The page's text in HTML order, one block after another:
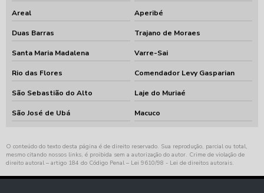
Areal Aperibé
Duas Barras Trajano de Moraes
Santa Maria Madalena Varre-Sai
Rio das Flores Comendador Levy Gasparian
São Sebastião do Alto Laje do Muriaé
São José de Ubá Macuco
O conteúdo do texto desta página é de direito reservado. Sua reprodução, parcial ou total,
mesmo citando nossos links, é proibida sem a autorização do autor. Crime de violação de
direito autoral – artigo 184 do Código Penal – Lei 9610/98 - Lei de direitos autorais.